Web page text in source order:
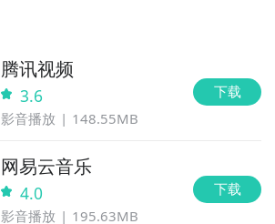
腾讯视频
3.6
影音播放 148.55MB
下载
网易云音乐
4.0
影音播放 195.63MB
下载